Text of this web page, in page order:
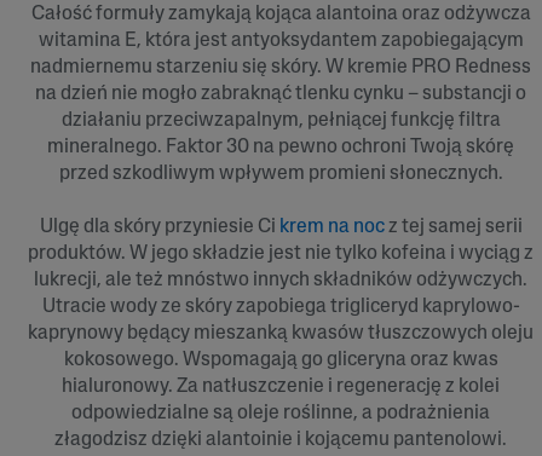
Całość formuły zamykają kojąca alantoina oraz odżywcza
witamina E, która jest antyoksydantem zapobiegającym
nadmiernemu starzeniu się skóry. W kremie PRO Redness
na dzień nie mogło zabraknąć tlenku cynku – substancji o
działaniu przeciwzapalnym, pełniącej funkcję filtra
mineralnego. Faktor 30 na pewno ochroni Twoją skórę
przed szkodliwym wpływem promieni słonecznych.
Ulgę dla skóry przyniesie Ci krem na nocz tej samej serii
produktów. W jego składzie jest nie tylko kofeina i wyciąg z
lukrecji, ale też mnóstwo innych składników odżywczych.
Utracie wody ze skóry zapobiega trigliceryd kaprylowo-
kaprynowy będący mieszanką kwasów tłuszczowych oleju
kokosowego. Wspomagają go gliceryna oraz kwas
hialuronowy. Za natłuszczenie i regenerację z kolei
odpowiedzialne są oleje roślinne, a podrażnienia
złagodzisz dzięki alantoinie i kojącemu pantenolowi.